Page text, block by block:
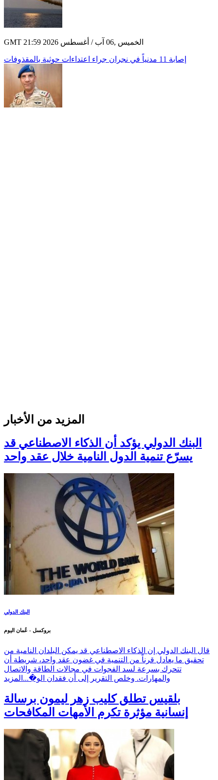
GMT 21:59 2026 الخميس ,06 آب / أغسطس
إصابة 11 مدنياً في نجران جراء اعتداءات حوثية بالمقذوفات
المزيد من الأخبار
البنك الدولي يؤكد أن الذكاء الاصطناعي قد
يسرّع تنمية الدول النامية خلال عقد واحد
البنك الدولي
بروكسل - عُمان اليوم
قال البنك الدولي إن الذكاء الاصطناعي قد يمكن البلدان النامية من
تحقيق ما يعادل قرناً من التنمية في غضون عقد واحد، شريطة أن
تتحرك بسرعة لسد الفجوات في مجالات الطاقة والاتصال
والمهارات. وخلص التقرير إلى أن فقدان الو�... المزيد
بلقيس تطلق كليب زهر ليمون برسالة
إنسانية مؤثرة تكرم الأمهات المكافحات